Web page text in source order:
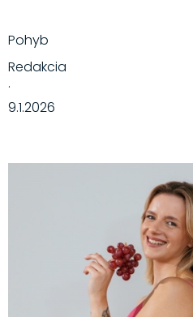
Pohyb
Redakcia
·
9.1.2026